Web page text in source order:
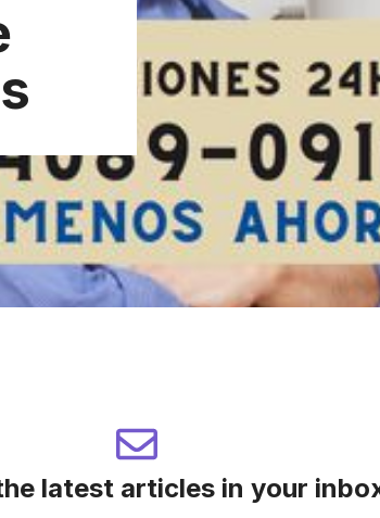
latest articles in your